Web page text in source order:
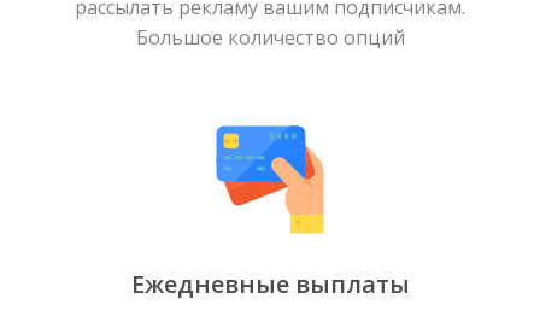
рассылать рекламу вашим подписчикам.
Большое количество опций
Ежедневные выплаты